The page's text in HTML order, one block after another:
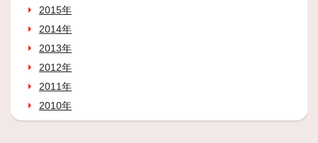
2015年
2014年
2013年
2012年
2011年
2010年